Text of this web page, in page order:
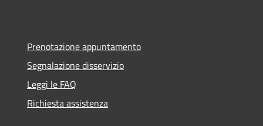
Prenotazione appuntamento
Segnalazione disservizio
Leggi le FAQ
Richiesta assistenza